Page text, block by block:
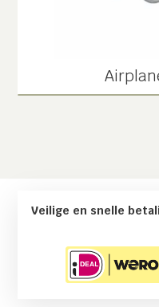
Veilige en snelle